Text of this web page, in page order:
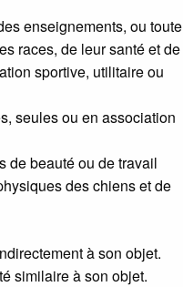
enseignements, ou toute
races, de leur santé et de
sportive, utilitaire ou
seules ou en association
de beauté ou de travail
des chiens et de
à son objet.
similaire à son objet.